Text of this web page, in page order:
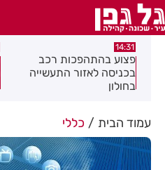
14:31
פצוע בהתהפכות רכב
בכניסה לאזור התעשייה
בחולון
עמוד הבית כללי